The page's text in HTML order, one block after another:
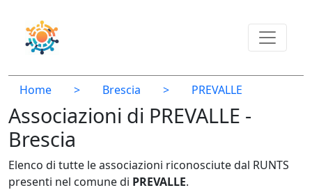
Home > Brescia > PREVALLE
Associazioni di PREVALLE -
Brescia
Elenco di tutte le associazioni riconosciute dal RUNTS
presenti nel comune di PREVALLE.